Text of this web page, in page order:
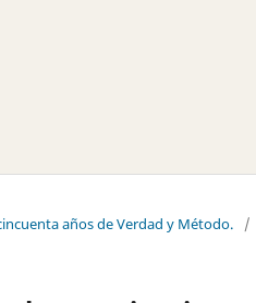
años de Verdad y Método.
/